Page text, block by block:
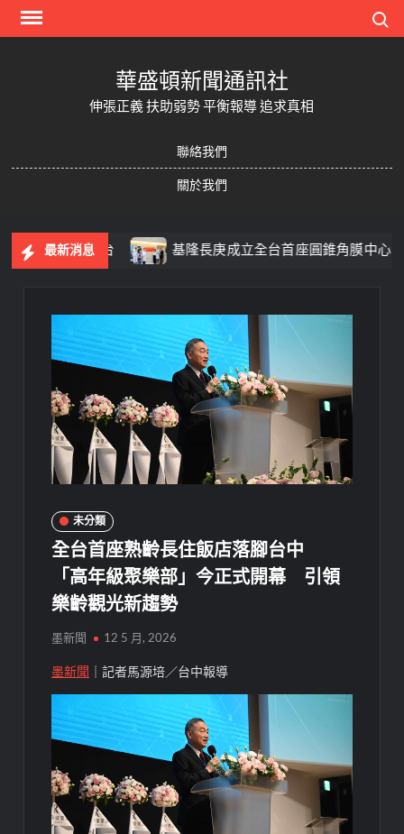
Skip
華盛頓新聞通訊社
伸張正義 扶助弱勢 平衡報導 追求真相
聯絡我們
關於我們
最新消息
共學平台 基隆長庚成立全台首座圓錐角膜中心 守護國
未分類
全台首座熟齡長住飯店落腳台中
「高年級聚樂部」今正式開幕 引領
樂齡觀光新趨勢
墨新聞 12 5 月, 2026
墨新聞 ｜記者馬源培／台中報導